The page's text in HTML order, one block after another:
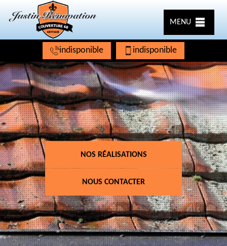
MENU
indisponible indisponible
NOS RÉALISATIONS
NOUS CONTACTER